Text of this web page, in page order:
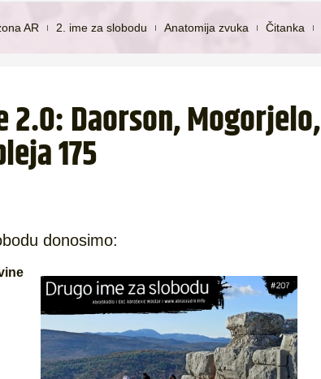
AR 2. ime za slobodu Anatomija zvuka Čitanka
Daorson, Mogorjelo,
175
donosimo: